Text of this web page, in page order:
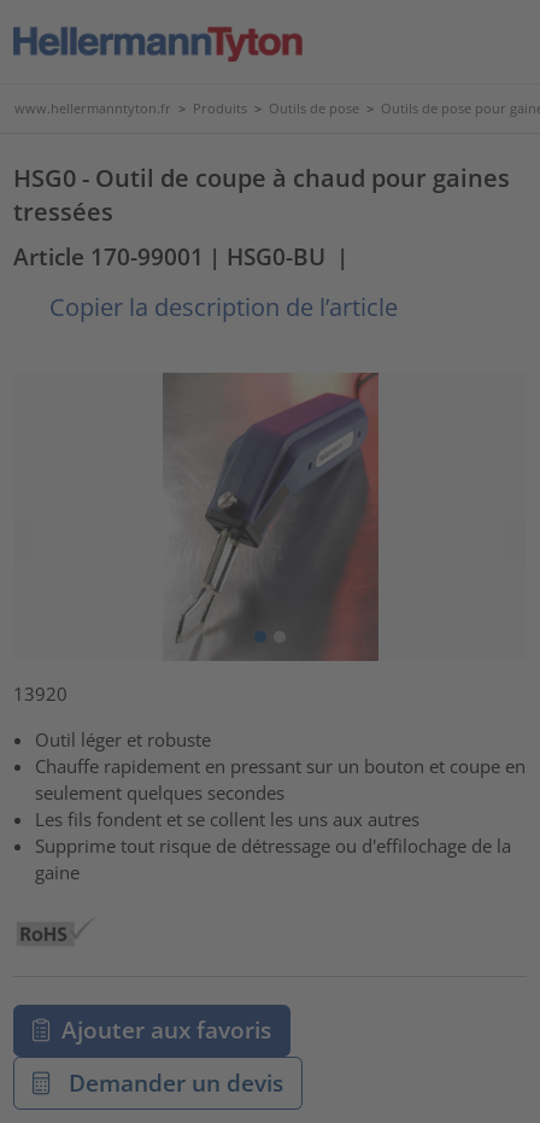
www.hellermanntyton.fr > Produits > Outils de pose > Outils de pose pour
HSG0 - Outil de coupe à chaud pour gaines
tressées
Article 170-99001 | HSG0-BU |
Copier la description de l’article
13920
Outil léger et robuste
Chauffe rapidement en pressant sur un bouton et coupe en
seulement quelques secondes
Les fils fondent et se collent les uns aux autres
Supprime tout risque de détressage ou d'effilochage de la
gaine
Ajouter aux favoris
Demander un devis